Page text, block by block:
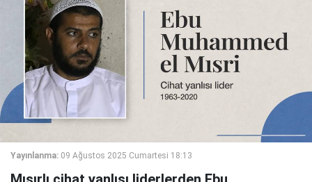
Yayınlanma: 09 Ağustos 2025 Cumartesi 18:13